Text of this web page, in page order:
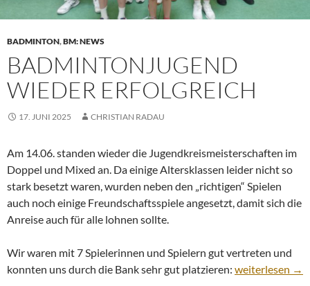
BADMINTON,BM: NEWS
BADMINTONJUGEND
WIEDER ERFOLGREICH
17. JUNI 2025 CHRISTIAN RADAU
Am 14.06. standen wieder die Jugendkreismeisterschaften im
Doppel und Mixed an. Da einige Altersklassen leider nicht so
stark besetzt waren, wurden neben den „richtigen“ Spielen
auch noch einige Freundschaftsspiele angesetzt, damit sich die
Anreise auch für alle lohnen sollte.
Wir waren mit 7 Spielerinnen und Spielern gut vertreten und
konnten uns durch die Bank sehr gut platzieren: weiterlesen →